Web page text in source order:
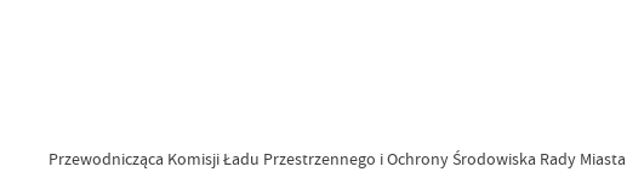
Przewodnicząca Komisji Ładu Przestrzennego i Ochrony Środowiska Rady